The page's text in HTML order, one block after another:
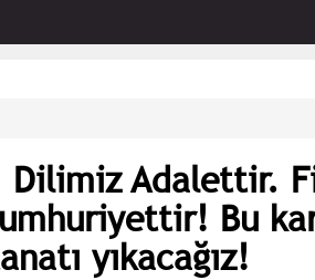
Dilimiz Adalettir.
Bu
yıkacağız!